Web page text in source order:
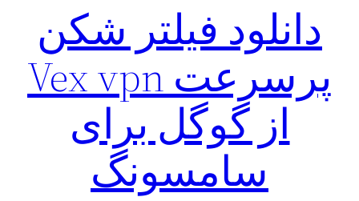
دانلود فیلتر شکن
پرسرعت Vex vpn
از گوگل برای
سامسونگ